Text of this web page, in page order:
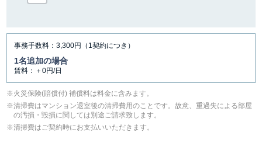
事務手数料：3,300円（1契約につき）
1名追加の場合
賃料：＋0円/日
⽕災保険(賠償付) 補償料は料⾦に含みます。
清掃費はマンション退室後の清掃費用のことです。故意、重過失による部屋
の汚損・毀損に関しては別途ご請求致します。
清掃費はご契約時にお支払いいただきます。